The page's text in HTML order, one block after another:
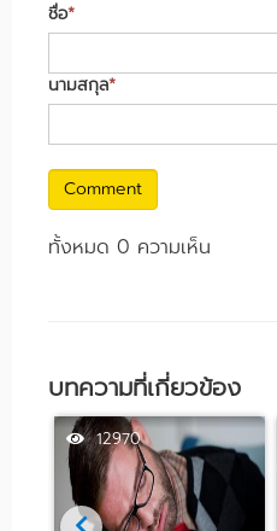
ชื่อ*
นามสกุล*
Comment
ทั้งหมด 0 ความเห็น
บทความที่เกี่ยวข้อง
12970